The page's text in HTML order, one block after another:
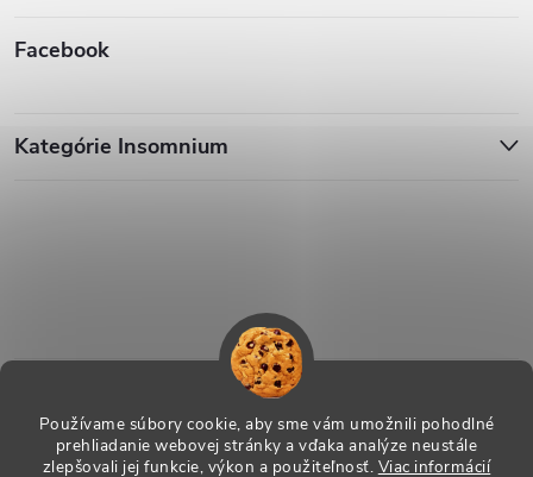
Používame súbory cookie, aby sme vám umožnili pohodlné
prehliadanie webovej stránky a vďaka analýze neustále
zlepšovali jej funkcie, výkon a použiteľnosť. Viac informácií
Facebook
Kategórie Insomnium